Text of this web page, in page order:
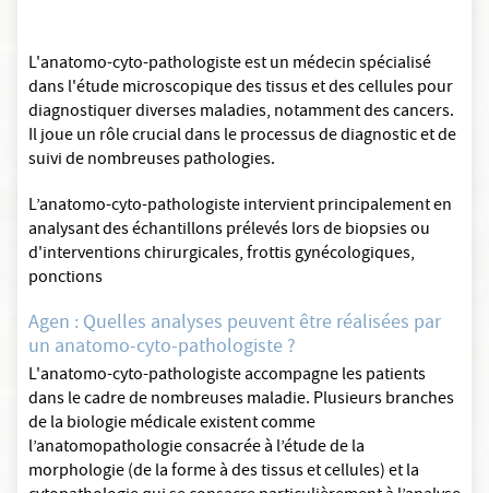
L'anatomo-cyto-pathologiste est un médecin spécialisé
dans l'étude microscopique des tissus et des cellules pour
diagnostiquer diverses maladies, notamment des cancers.
Il joue un rôle crucial dans le processus de diagnostic et de
suivi de nombreuses pathologies.
L’anatomo-cyto-pathologiste intervient principalement en
analysant des échantillons prélevés lors de biopsies ou
d'interventions chirurgicales, frottis gynécologiques,
ponctions
Agen : Quelles analyses peuvent être réalisées par
un anatomo-cyto-pathologiste ?
L'anatomo-cyto-pathologiste accompagne les patients
dans le cadre de nombreuses maladie. Plusieurs branches
de la biologie médicale existent comme
l’anatomopathologie consacrée à l’étude de la
morphologie (de la forme à des tissus et cellules) et la